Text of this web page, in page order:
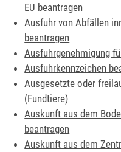
EU beantragen
Ausfuhr von Abfällen
beantragen
Ausfuhrgenehmigung
Ausfuhrkennzeichen
Ausgesetzte oder
(Fundtiere)
Auskunft aus dem
beantragen
Auskunft aus dem